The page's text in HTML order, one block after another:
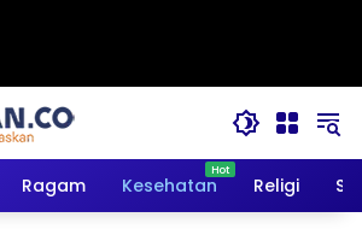
Ragam Kesehatan Religi